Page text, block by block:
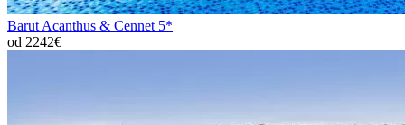
Barut Acanthus & Cennet 5*
od 2242€